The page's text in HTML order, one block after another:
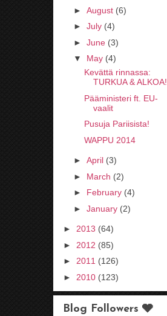
► August (6)
► July (4)
► June (3)
▼
May (4)
Kevättä rinnassa:
TURKUA & ALKOA!
Pääministeri ft. EU-
vaalit
Pusuja Pariisista!
WAPPU 2014
► April (3)
► March (2)
► February (4)
► January (2)
► 2013 (64)
► 2012 (85)
► 2011 (126)
► 2010 (123)
Blog Followers 🩶